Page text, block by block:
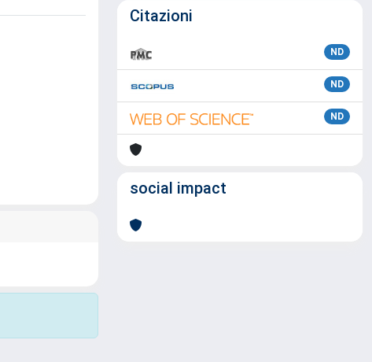
Citazioni
ND
ND
ND
social impact